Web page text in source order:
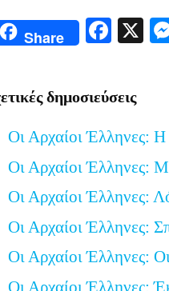
Share X
δημοσιεύσεις
Οι Αρχαίοι Έλληνες:
Οι Αρχαίοι Έλληνες:
Οι Αρχαίοι Έλληνες:
Οι Αρχαίοι Έλληνες:
Οι Αρχαίοι Έλληνες:
Οι Αρχαίοι Έλληνες: